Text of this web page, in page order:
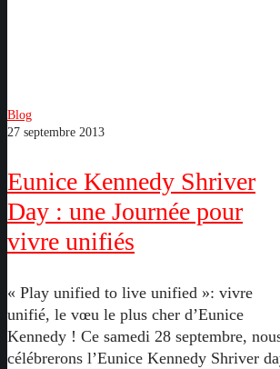
Blog
27 septembre 2013
Eunice Kennedy Shriver
Day : une Journée pour
vivre unifiés
« Play unified to live unified »: vivre
unifié, le vœu le plus cher d’Eunice
Kennedy ! Ce samedi 28 septembre,
célébrerons l’Eunice Kennedy Shriver